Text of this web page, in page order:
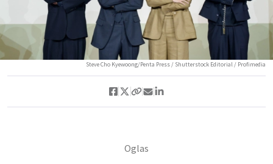
Steve Cho Kyewoong/Penta Press / Shutterstock Editorial / Profimedia